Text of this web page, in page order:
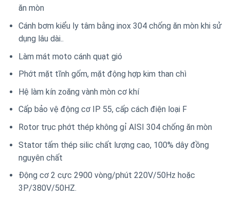
ăn mòn
Cánh bơm kiểu ly tâm bằng inox 304 chống ăn mòn khi sử
dụng lâu dài..
Làm mát moto cánh quạt gió
Phớt mặt tĩnh gốm, mặt động hợp kim than chì
Hệ làm kín zoăng vành mòn cơ khí
Cấp bảo vệ động cơ IP 55, cấp cách điện loại F
Rotor trục phớt thép không gỉ AISI 304 chống ăn mòn
Stator tấm thép silic chất lượng cao, 100% dây đồng
nguyên chất
Động cơ 2 cực 2900 vòng/phút 220V/50Hz hoặc
3P/380V/50HZ.